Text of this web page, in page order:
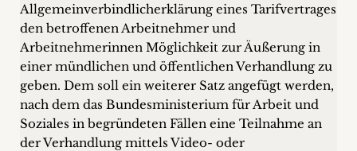
Allgemeinverbindlicherklärung eines Tarifvertrages
den betroffenen Arbeitnehmer und
Arbeitnehmerinnen Möglichkeit zur Äußerung in
einer mündlichen und öffentlichen Verhandlung zu
geben. Dem soll ein weiterer Satz angefügt werden,
nach dem das Bundesministerium für Arbeit und
Soziales in begründeten Fällen eine Teilnahme an
der Verhandlung mittels Video- oder